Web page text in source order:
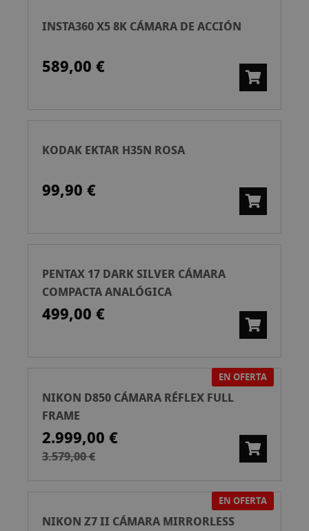
INSTA360 X5 8K CÁMARA DE ACCIÓN
589,00 €
KODAK EKTAR H35N ROSA
99,90 €
PENTAX 17 DARK SILVER CÁMARA
COMPACTA ANALÓGICA
499,00 €
EN OFERTA
NIKON D850 CÁMARA RÉFLEX FULL
FRAME
2.999,00 €
3.579,00 €
EN OFERTA
NIKON Z7 II CÁMARA MIRRORLESS